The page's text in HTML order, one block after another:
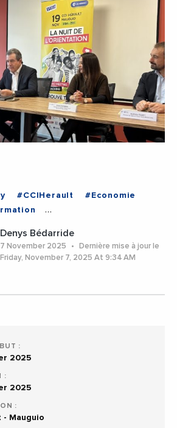
#CCIHerault
#Economie
Denys Bédarride
7 November 2025
Dernière mise à jour le
Friday, November 7, 2025 At 9:34 AM
:
2025
:
2025
:
- Mauguio